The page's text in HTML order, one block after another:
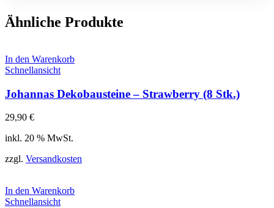
Ähnliche Produkte
In den Warenkorb
Schnellansicht
Johannas Dekobausteine – Strawberry (8 Stk.)
29,90 €
inkl. 20 % MwSt.
zzgl. Versandkosten
In den Warenkorb
Schnellansicht